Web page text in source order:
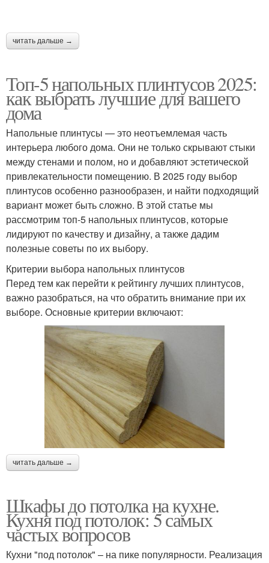
читать дальше →
Топ-5 напольных плинтусов 2025:
как выбрать лучшие для вашего
дома
Напольные плинтусы — это неотъемлемая часть
интерьера любого дома. Они не только скрывают стыки
между стенами и полом, но и добавляют эстетической
привлекательности помещению. В 2025 году выбор
плинтусов особенно разнообразен, и найти подходящий
вариант может быть сложно. В этой статье мы
рассмотрим топ-5 напольных плинтусов, которые
лидируют по качеству и дизайну, а также дадим
полезные советы по их выбору.
Критерии выбора напольных плинтусов
Перед тем как перейти к рейтингу лучших плинтусов,
важно разобраться, на что обратить внимание при их
выборе. Основные критерии включают:
читать дальше →
Шкафы до потолка на кухне.
Кухня под потолок: 5 самых
частых вопросов
Кухни "под потолок" – на пике популярности. Реализация